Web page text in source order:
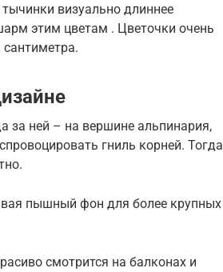
тычинки визуально длиннее
этим цветам . Цветочки очень
за ней – на вершине альпинария,
гниль корней. Тогда
пышный фон для более крупных
смотрится на балконах и